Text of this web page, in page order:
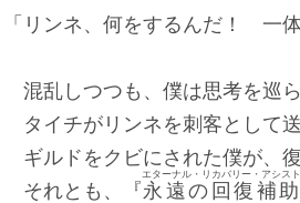
「リンネ、何をするんだ！ 一体
混乱しつつも、僕は思考を巡ら
タイチがリンネを刺客として
ギルドをクビにされた僕が、
それとも、『永遠の回復補助
エターナル・リカバリー・アシスト